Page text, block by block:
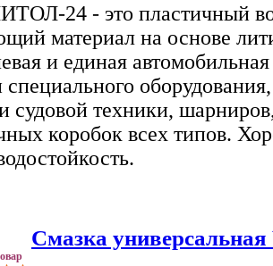
24 - это пластичный
материал на основе
и единая
специального
судовой техники,
коробок всех типов.
Смазка